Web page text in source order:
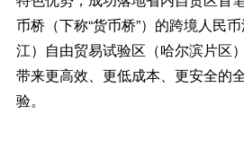
币桥（下称“货币桥”）的跨境人民
江）自由贸易试验区（哈尔滨片区
带来更高效、更低成本、更安全的
验。